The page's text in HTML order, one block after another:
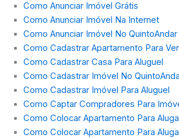
Como Anunciar Imóvel Grátis
Como Anunciar Imóvel Na Internet
Como Anunciar Imóvel No QuintoAndar
Como Cadastrar Apartamento Para
Como Cadastrar Casa Para Aluguel
Como Cadastrar Imóvel No
Como Cadastrar Imóvel Para Aluguel
Como Captar Compradores Para
Como Colocar Apartamento Para
Como Colocar Apartamento Para